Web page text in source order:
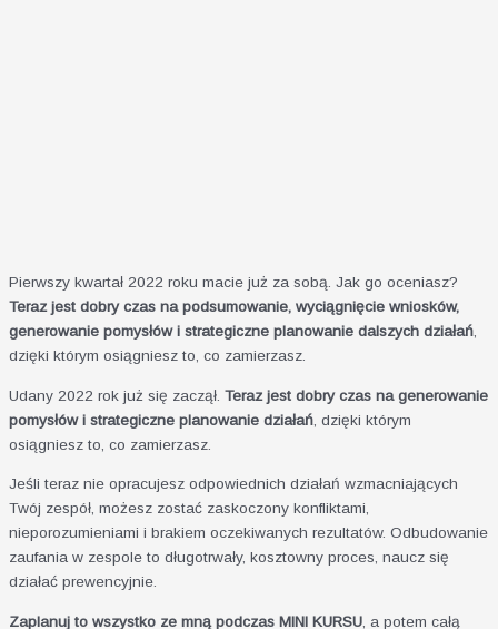
Pierwszy kwartał 2022 roku macie już za sobą. Jak go oceniasz?
Teraz jest dobry czas na podsumowanie, wyciągnięcie wniosków,
generowanie pomysłów i strategiczne planowanie dalszych działań,
dzięki którym osiągniesz to, co zamierzasz.
Udany 2022 rok już się zaczął. Teraz jest dobry czas na generowanie
pomysłów i strategiczne planowanie działań , dzięki którym
osiągniesz to, co zamierzasz.
Jeśli teraz nie opracujesz odpowiednich działań wzmacniających
Twój zespół, możesz zostać zaskoczony konfliktami,
nieporozumieniami i brakiem oczekiwanych rezultatów. Odbudowanie
zaufania w zespole to długotrwały, kosztowny proces, naucz się
działać prewencyjnie.
Zaplanuj to wszystko ze mną podczas MINI KURSU, a potem całą